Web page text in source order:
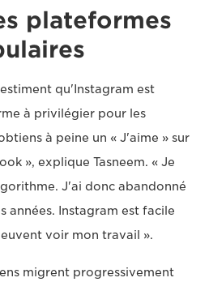
plateformes
qu'Instagram est
à privilégier pour les
à peine un « J'aime » sur
», explique Tasneem. « Je
J'ai donc abandonné
années. Instagram est facile
voir mon travail ».
migrent progressivement